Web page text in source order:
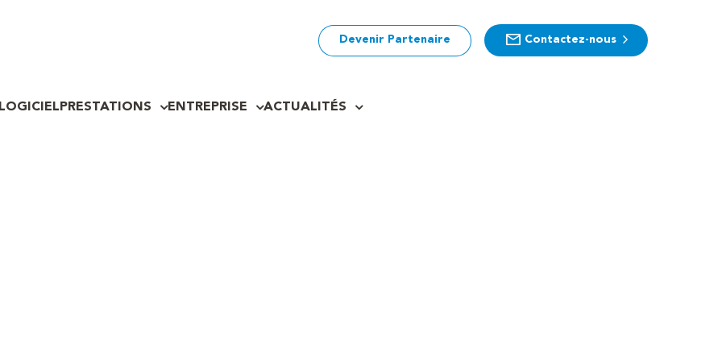
Devenir Partenaire Contactez-nous
LOGICIEL PRESTATIONS ENTREPRISE ACTUALITÉS